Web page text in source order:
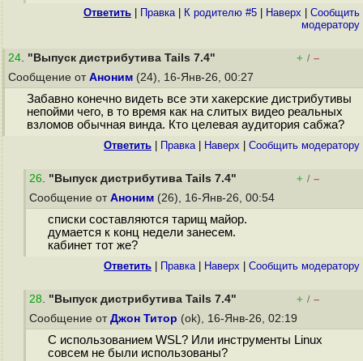
Ответить Правка| К родителю #5 Наверх
Cообщить
модератору
24. "Выпуск дистрибутива Tails 7.4" + / –
Сообщение от Аноним (24), 16-Янв-26, 00:27
Забавно конечно видеть все эти хакерские дистрибутивы
непойми чего, в то время как на слитых видео реальных
взломов обычная винда. Кто целевая аудитория сабжа?
Ответить Правка| Наверх Cообщить модератору
26. "Выпуск дистрибутива Tails 7.4" + / –
Сообщение от Аноним (26), 16-Янв-26, 00:54
списки составляются тарищ майор.
думается к конц недели занесем.
кабинет тот же?
Ответить Правка| Наверх Cообщить модератору
28. "Выпуск дистрибутива Tails 7.4" + / –
Сообщение от Джон Титор (ok), 16-Янв-26, 02:19
С использованием WSL? Или инструменты Linux
совсем не были использованы?